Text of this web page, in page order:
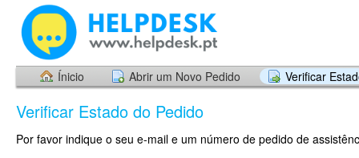
Ínicio Abrir um Novo Pedido Verificar
Verificar Estado do Pedido
Por favor indique o seu e-mail e um número de pedido de